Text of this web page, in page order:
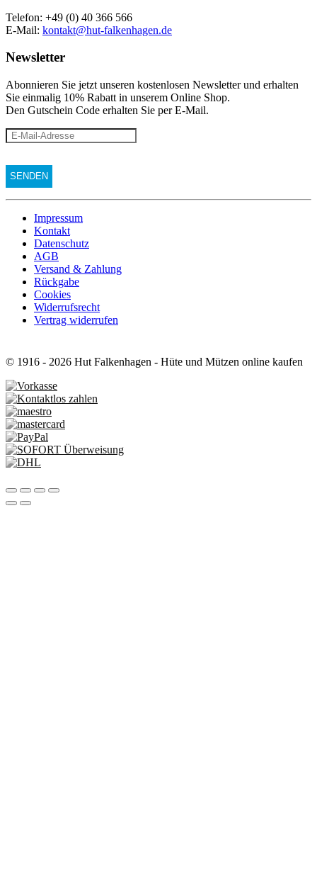
Telefon: +49 (0) 40 366 566
E-Mail: kontakt@hut-falkenhagen.de
Newsletter
Abonnieren Sie jetzt unseren kostenlosen Newsletter und erhalten
Sie einmalig 10% Rabatt in unserem Online Shop.
Den Gutschein Code erhalten Sie per E-Mail.
Impressum
Kontakt
Datenschutz
AGB
Versand & Zahlung
Rückgabe
Cookies
Widerrufsrecht
Vertrag widerrufen
© 1916 - 2026 Hut Falkenhagen - Hüte und Mützen online kaufen